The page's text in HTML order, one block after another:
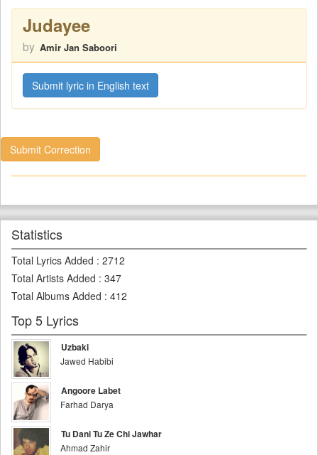
Judayee
by Amir Jan Saboori
Submit lyric in English text
Submit Correction
Statistics
Total Lyrics Added : 2712
Total Artists Added : 347
Total Albums Added : 412
Top 5 Lyrics
Uzbaki
Jawed Habibi
Angoore Labet
Farhad Darya
Tu Dani Tu Ze Chi Jawhar
Ahmad Zahir